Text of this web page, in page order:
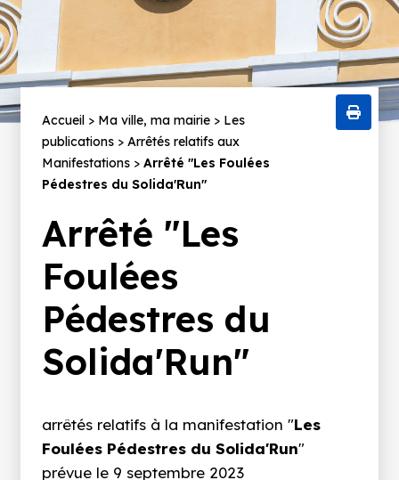
Fil
d'Ariane
Accueil Ma ville, ma mairie
Les
publications
Arrêtés relatifs aux
Manifestations
Arrêté "Les Foulées
Pédestres du Solida'Run"
Arrêté "Les
Foulées
Pédestres du
Solida'Run"
Introduction
arrêtés relatifs à la manifestation "Les
Foulées Pédestres du Solida'Run"
prévue le 9 septembre 2023